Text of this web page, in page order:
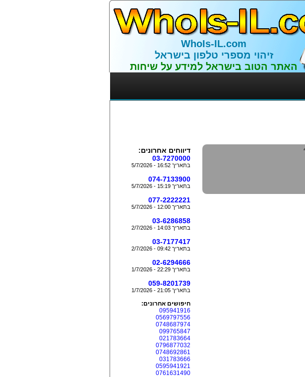
WhoIs-IL.com
זיהוי מספרי טלפון בישראל
האתר הטוב בישראל למידע על שיחות
דיווחים אחרונים:
03-7270000
בתאריך 16:52 - 5/7/2026
074-7133900
בתאריך 15:19 - 5/7/2026
077-2222221
בתאריך 12:00 - 5/7/2026
03-6286858
בתאריך 14:03 - 2/7/2026
03-7177417
בתאריך 09:42 - 2/7/2026
02-6294666
בתאריך 22:29 - 1/7/2026
059-8201739
בתאריך 21:05 - 1/7/2026
חיפושים אחרונים:
095941916
0569797556
0748687974
099765847
021783664
0796877032
0748692861
031783666
0595941921
0761631490